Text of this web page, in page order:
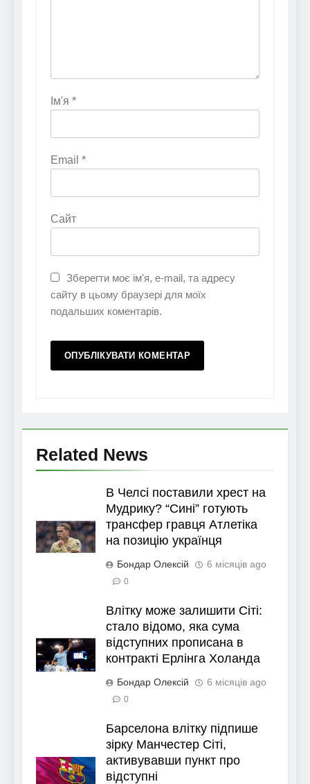
Ім'я *
Email *
Сайт
Зберегти моє ім'я, e-mail, та адресу
сайту в цьому браузері для моїх
подальших коментарів.
Related News
В Челсі поставили хрест на
Мудрику? “Сині” готують
трансфер гравця Атлетіка
на позицію українця
Бондар Олексій 6 місяців ago
0
Влітку може залишити Сіті:
стало відомо, яка сума
відступних прописана в
контракті Ерлінга Холанда
Бондар Олексій 6 місяців ago
0
Барселона влітку підпише
зірку Манчестер Сіті,
активувавши пункт про
відступні